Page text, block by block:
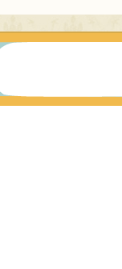
a pipa da outra
cortada e voa sem
rabiola.